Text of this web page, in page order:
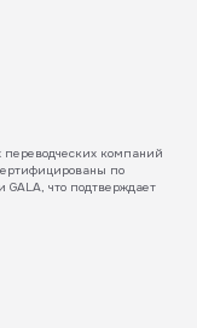
компаний
по
GALA, что подтверждает